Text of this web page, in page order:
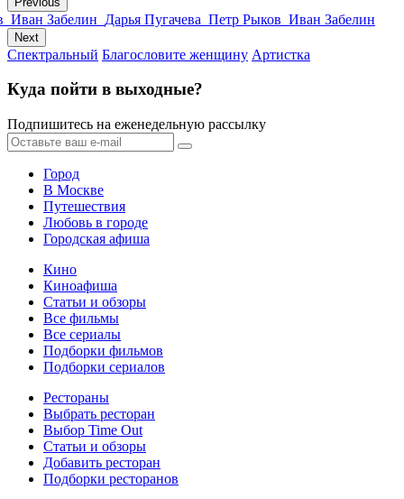
Иван Забелин Дарья Пугачева Петр Рыков Иван Забелин
Next
Спектральный Благословите женщину Артистка
Куда пойти в выходные?
Подпишитесь на еженедельную рассылку
Город
В Москве
Путешествия
Любовь в городе
Городская афиша
Кино
Киноафиша
Статьи и обзоры
Все фильмы
Все сериалы
Подборки фильмов
Подборки сериалов
Рестораны
Выбрать ресторан
Выбор Time Out
Статьи и обзоры
Добавить ресторан
Подборки ресторанов